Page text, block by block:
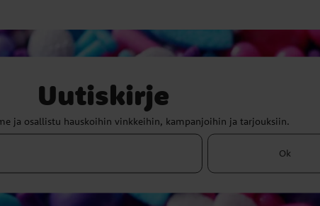
Uutiskirje
ja osallistu hauskoihin vinkkeihin, kampanjoihin ja tarjouksiin.
Ok